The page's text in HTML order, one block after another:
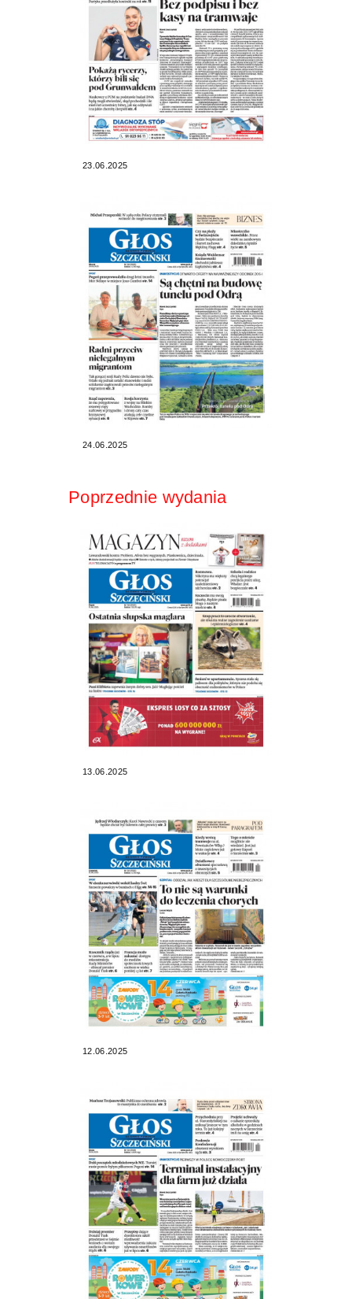
23.06.2025
24.06.2025
Poprzednie wydania
13.06.2025
12.06.2025